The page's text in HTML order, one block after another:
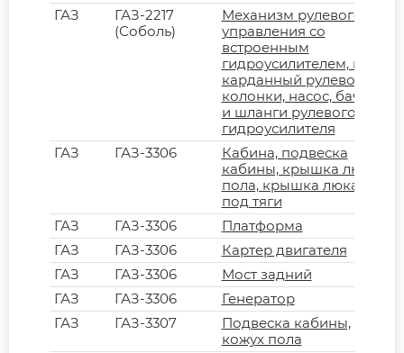
ГАЗ
ГАЗ-2217
(Соболь)
Механизм рулевого
управления со
встроенным
гидроусилителем, вал
карданный рулевой
колонки, насос, бачок
и шланги рулевого
гидроусилителя
ГАЗ
ГАЗ-3306
Кабина, подвеска
кабины, крышка люка
пола, крышка люка
под тяги
ГАЗ
ГАЗ-3306
Платформа
ГАЗ
ГАЗ-3306
Картер двигателя
ГАЗ
ГАЗ-3306
Мост задний
ГАЗ
ГАЗ-3306
Генератор
ГАЗ
ГАЗ-3307
Подвеска кабины,
кожух пола